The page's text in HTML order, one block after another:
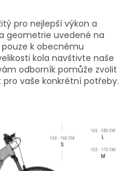
pro nejlepší výkon a
geometrie uvedené na
k obecnému
kola navštivte naše
odborník pomůže zvolit
vaše konkrétní potřeby.